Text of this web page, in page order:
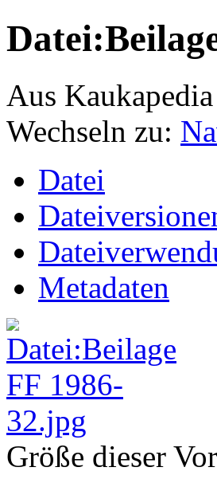
Aus Kaukapedia
Wechseln zu:
Datei
Metadaten
Größe dieser